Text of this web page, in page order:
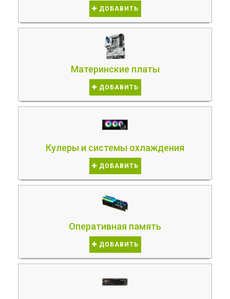
ДОБАВИТЬ
Материнские платы
ДОБАВИТЬ
Кулеры и системы охлаждения
ДОБАВИТЬ
Оперативная память
ДОБАВИТЬ